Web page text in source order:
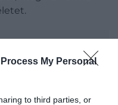
My Personal
to third parties, or
ban játszódik – a
a sci-fi műfaját